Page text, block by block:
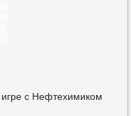
с Нефтехимиком